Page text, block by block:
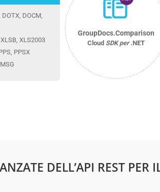
DOTX, DOCM,
XLS2003
PPSX
GroupDocs.Comparison
Cloud SDK per .NET
DELL’API REST